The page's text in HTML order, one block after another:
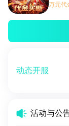
万元代
动态开服
活动与公